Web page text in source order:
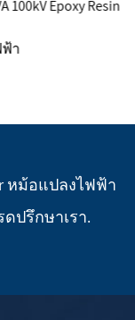
Transformer
หม้อแปลงไฟฟ้า
ปรึกษาเรา.